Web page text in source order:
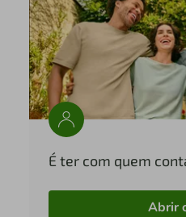
É ter com quem
Abrir